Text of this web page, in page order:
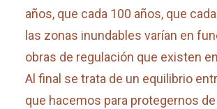
años, que cada 100 años, que
las zonas inundables varían en
obras de regulación que existen
Al final se trata de un equilibrio
que hacemos para protegernos